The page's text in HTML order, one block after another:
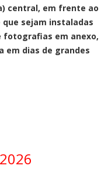
central, em frente ao
sejam instaladas
fotografias em anexo,
em dias de grandes